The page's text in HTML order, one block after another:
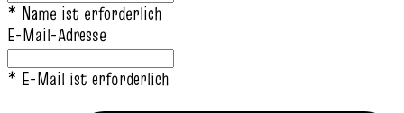
* Name ist erforderlich
E-Mail-Adresse
* E-Mail ist erforderlich